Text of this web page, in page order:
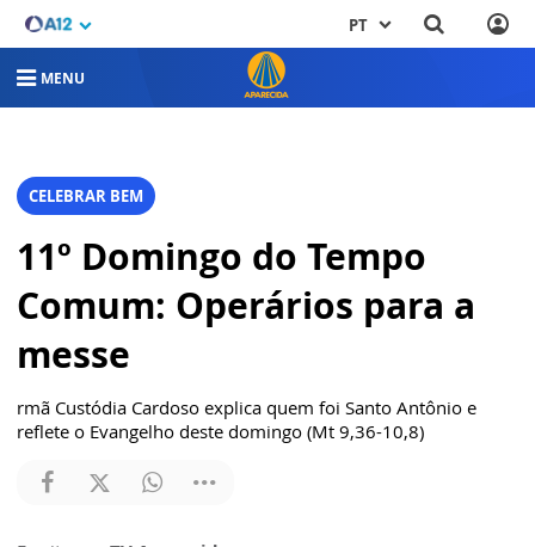
PT
MENU
CELEBRAR BEM
11º Domingo do Tempo
Comum: Operários para a
messe
rmã Custódia Cardoso explica quem foi Santo Antônio e
reflete o Evangelho deste domingo (Mt 9,36-10,8)